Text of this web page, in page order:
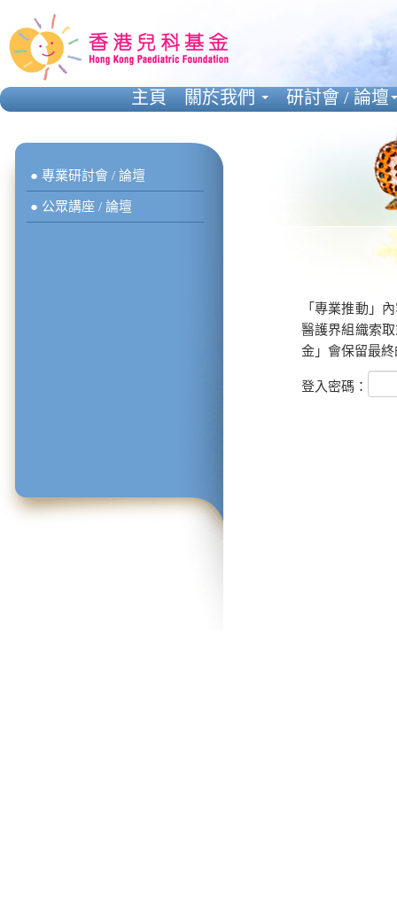
● 專業研討會 / 論壇
● 公眾講座 / 論壇
「專業推動」
醫護界組織索
金」會保留最
登入密碼：
主頁 關於我們 研討會 / 論壇